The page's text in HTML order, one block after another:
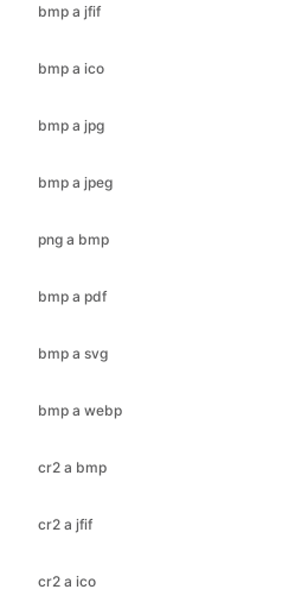
bmp a jpg
bmp a jpeg
png a bmp
bmp a pdf
bmp a svg
bmp a webp
cr2 a bmp
cr2 a jfif
cr2 a jpeg